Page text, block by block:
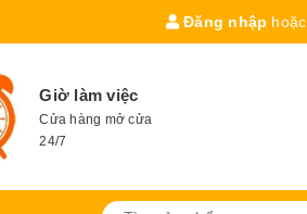
Đăng nhập hoặc
Giờ làm việc
Cửa hàng mở cửa
24/7